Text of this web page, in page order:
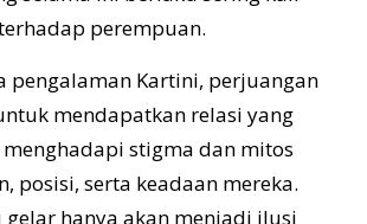
perempuan.
pengalaman Kartini, perjuangan
mendapatkan relasi yang
stigma dan mitos
posisi, serta keadaan mereka.
gelar hanya akan menjadi ilusi